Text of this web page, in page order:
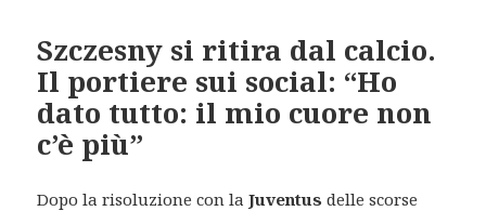
Szczesny si ritira dal calcio.
Il portiere sui social: “Ho
dato tutto: il mio cuore non
c’è più”
Dopo la risoluzione con laJuventus delle scorse